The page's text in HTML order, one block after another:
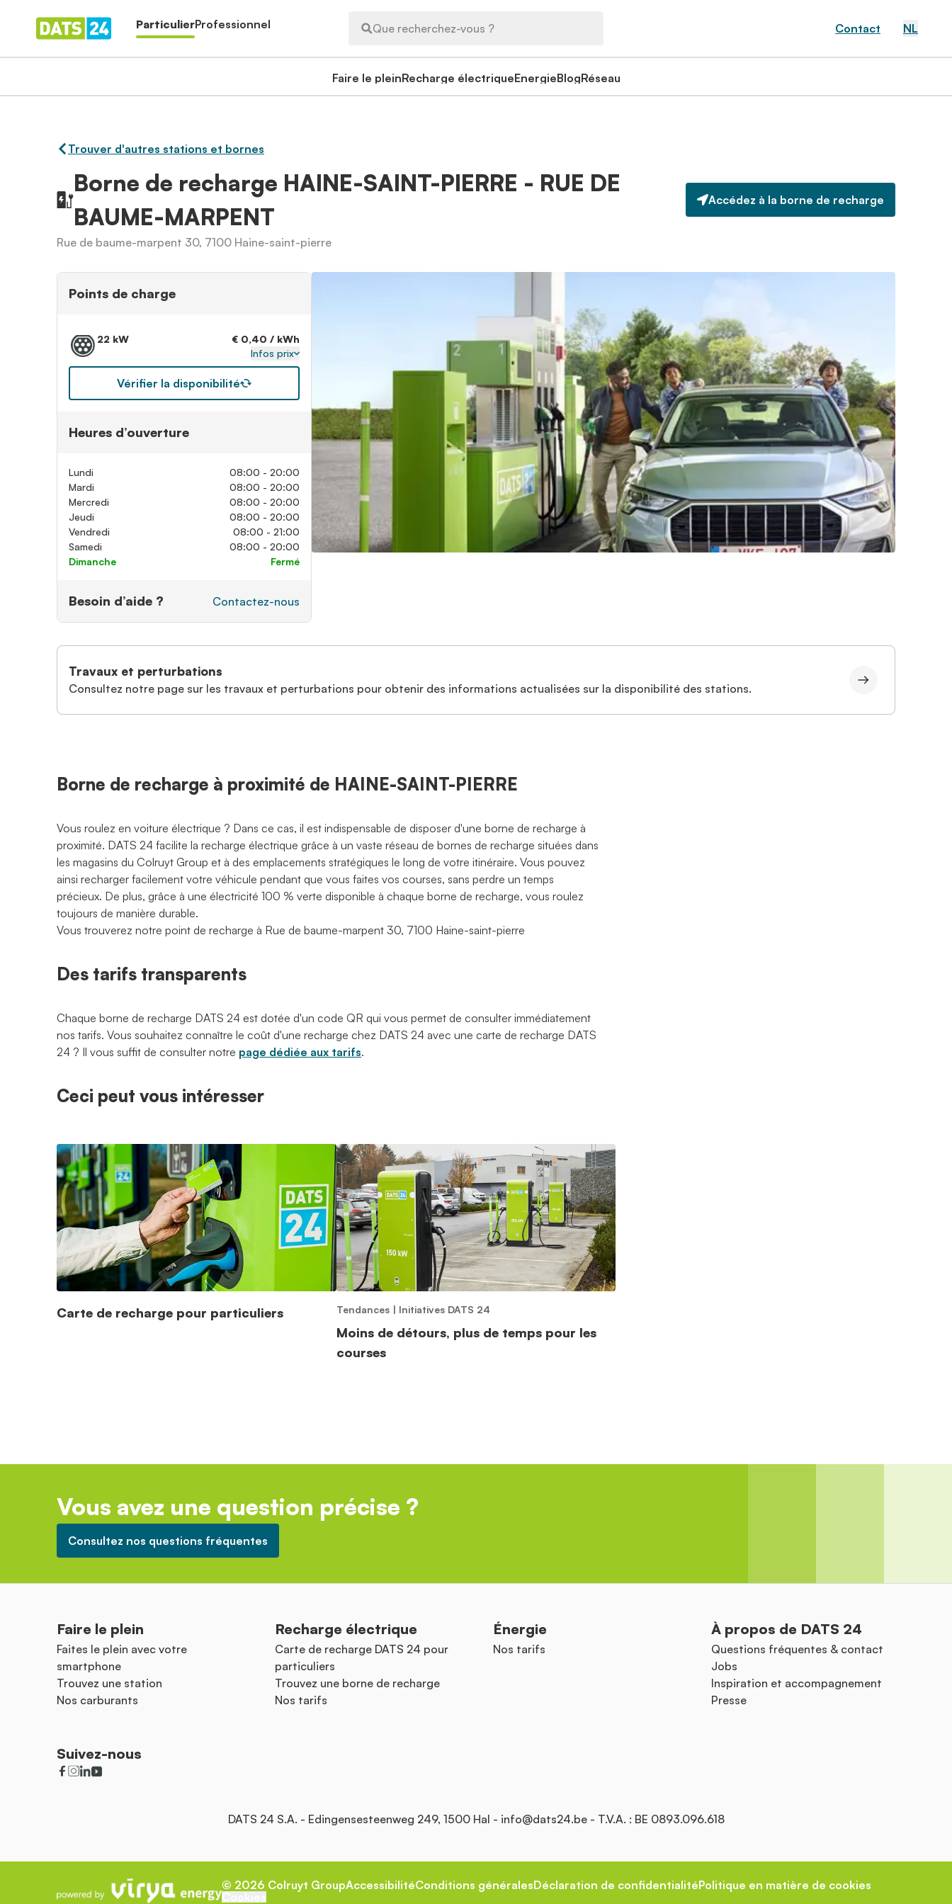
ParticulierProfessionnel Que recherchez-vous ? Contact NL
Faire le pleinRecharge électriqueEnergieBlogRéseau
Trouver d'autres stations et bornes
Borne de recharge HAINE-SAINT-PIERRE - RUE DE
BAUME-MARPENT
Accédez à la borne de recharge
Rue de baume-marpent 30, 7100 Haine-saint-pierre
Points de charge
22 kW
€ 0,40 / kWh
Infos prix
Vérifier la disponibilité
Heures d’ouverture
Lundi
08:00 - 20:00
Mardi
08:00 - 20:00
Mercredi
08:00 - 20:00
Jeudi
08:00 - 20:00
Vendredi
08:00 - 21:00
Samedi
08:00 - 20:00
Dimanche
Fermé
Besoin d’aide ? Contactez-nous
Travaux et perturbations
Consultez notre page sur les travaux et perturbations pour obtenir des informations actualisées sur la disponibilité des stations.
Borne de recharge à proximité de HAINE-SAINT-PIERRE
Vous roulez en voiture électrique ? Dans ce cas, il est indispensable de disposer d'une borne de recharge à
proximité. DATS 24 facilite la recharge électrique grâce à un vaste réseau de bornes de recharge situées dans
les magasins du Colruyt Group et à des emplacements stratégiques le long de votre itinéraire. Vous pouvez
ainsi recharger facilement votre véhicule pendant que vous faites vos courses, sans perdre un temps
précieux. De plus, grâce à une électricité 100 % verte disponible à chaque borne de recharge, vous roulez
toujours de manière durable.
Vous trouverez notre point de recharge à Rue de baume-marpent 30, 7100 Haine-saint-pierre
Des tarifs transparents
Chaque borne de recharge DATS 24 est dotée d'un code QR qui vous permet de consulter immédiatement
nos tarifs. Vous souhaitez connaître le coût d'une recharge chez DATS 24 avec une carte de recharge DATS
24 ? Il vous suffit de consulter notre page dédiée aux tarifs.
Ceci peut vous intéresser
Carte de recharge pour particuliers Tendances | Initiatives DATS 24
Moins de détours, plus de temps pour les
courses
Vous avez une question précise ?
Consultez nos questions fréquentes
Faire le plein
Faites le plein avec votre
smartphone
Trouvez une station
Nos carburants
Recharge électrique
Carte de recharge DATS 24 pour
particuliers
Trouvez une borne de recharge
Nos tarifs
Énergie
Nos tarifs
À propos de DATS 24
Questions fréquentes & contact
Jobs
Inspiration et accompagnement
Presse
Suivez-nous
DATS 24 S.A. - Edingensesteenweg 249, 1500 Hal - info@dats24.be- T.V.A. : BE 0893.096.618
© 2026 Colruyt GroupAccessibilitéConditions généralesDéclaration de confidentialitéPolitique en matière de cookies
Cookies